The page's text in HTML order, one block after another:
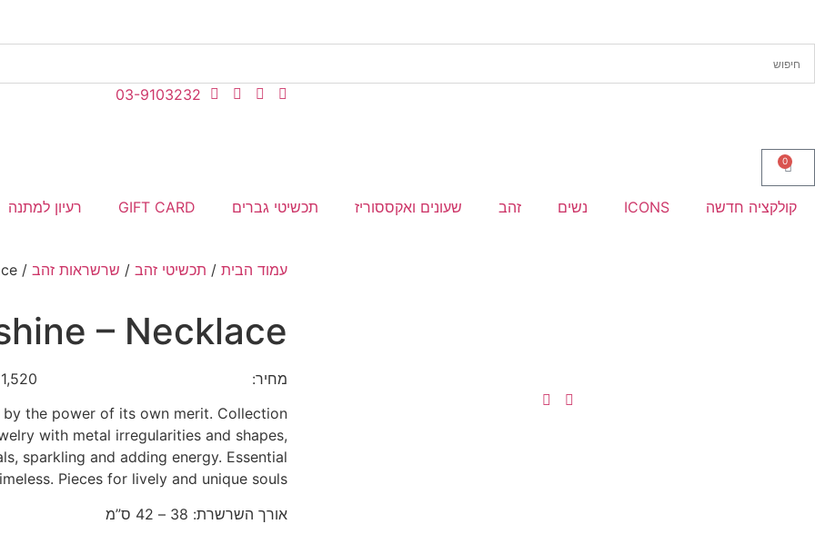
03-9103232
0
קולקציה חדשה ICONS נשים זהב שעונים ואקססוריז תכשיטי גברים GIFT CARD רעיון למתנה
עמוד הבית / תכשיטי זהב / שרשראות זהב / Sunshine – Necklace
– Necklace
מחיר:
1,520
the power of its own merit. Collection
with metal irregularities and shapes,
sparkling and adding energy. Essential
Pieces for lively and unique souls.
אורך השרשרת: 38 – 42 ס”מ